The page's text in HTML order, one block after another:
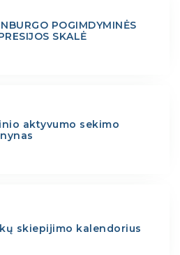
POGIMDYMINĖS
SKALĖ
aktyvumo sekimo
skiepijimo kalendorius